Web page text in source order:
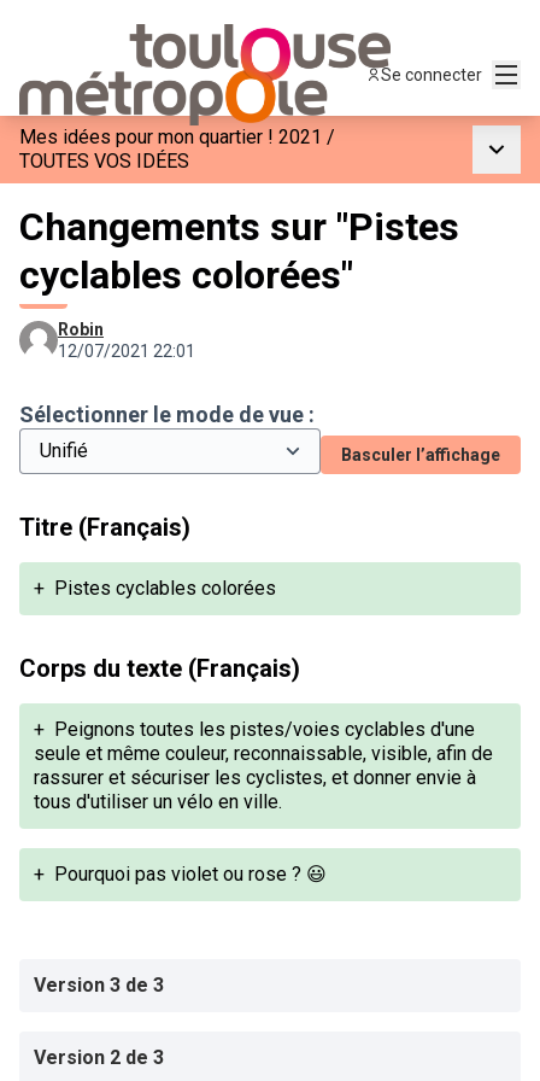
Se connecter
Mes idées pour mon quartier ! 2021 /
TOUTES VOS IDÉES
Changements sur "Pistes
cyclables colorées"
Robin
12/07/2021 22:01
Sélectionner le mode de vue :
Basculer l’affichage
Titre (Français)
+ Pistes cyclables colorées
Corps du texte (Français)
+ Peignons toutes les pistes/voies cyclables d'une
seule et même couleur, reconnaissable, visible, afin de
rassurer et sécuriser les cyclistes, et donner envie à
tous d'utiliser un vélo en ville.
+ Pourquoi pas violet ou rose ? 😃
Version 3 de 3
Version 2 de 3